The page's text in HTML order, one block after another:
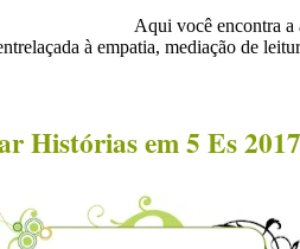
Aqui você encontra
à empatia, mediação de
Histórias em 5 Es 2017